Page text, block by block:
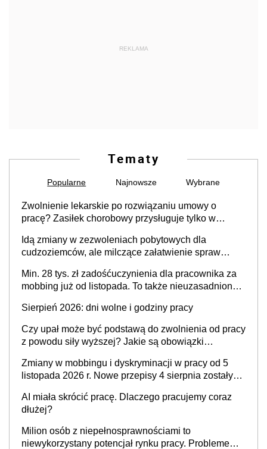
REKLAMA
Tematy
Popularne Najnowsze Wybrane
Zwolnienie lekarskie po rozwiązaniu umowy o
pracę? Zasiłek chorobowy przysługuje tylko w
stosunku pracy
Idą zmiany w zezwoleniach pobytowych dla
cudzoziemców, ale milczące załatwienie spraw
Min. 28 tys. zł zadośćuczynienia dla pracownika za
mobbing już od listopada. To także nieuzasadniona
Sierpień 2026: dni wolne i godziny pracy
Czy upał może być podstawą do zwolnienia od pracy
z powodu siły wyższej? Jakie są obowiązki
Zmiany w mobbingu i dyskryminacji w pracy od 5
listopada 2026 r. Nowe przepisy 4 sierpnia zostały
AI miała skrócić pracę. Dlaczego pracujemy coraz
dłużej?
Milion osób z niepełnosprawnościami to
niewykorzystany potencjał rynku pracy. Problemem